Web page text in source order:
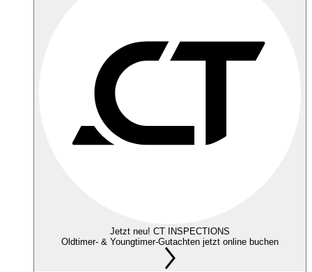
Jetzt neu! CT INSPECTIONS
Oldtimer- & Youngtimer-Gutachten jetzt online buchen